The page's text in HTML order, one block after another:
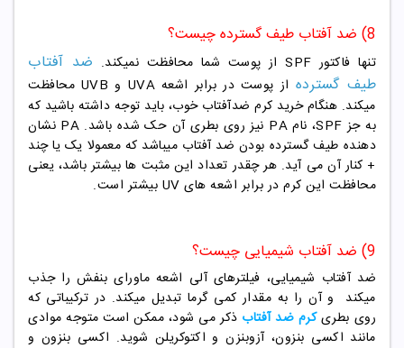
8) ضد آفتاب طیف گسترده چیست؟
تنها فاکتور SPF از پوست شما محافظت نمیکند.
ضد آفتاب
طیف گسترده
از پوست در برابر اشعه UVA و UVB محافظت
میکند. هنگام خرید کرم ضدآفتاب خوب، باید توجه داشته باشید که
به جز SPF، نام PA نیز روی بطری آن حک شده باشد. PA نشان
دهنده طیف گسترده بودن ضد آفتاب میباشد که معمولا یک یا چند
+ کنار آن می آید. هر چقدر تعداد این مثبت ها بیشتر باشد، یعنی
محافظت این کرم در برابر اشعه های UV بیشتر است.
9) ضد آفتاب شیمیایی چیست؟
ضد آفتاب شیمیایی، فیلترهای آلی اشعه ماورای بنفش را جذب
میکند و آن را به مقدار کمی گرما تبدیل میکند. در ترکیباتی که
روی بطریکرم ضد آفتاب ذکر می شود، ممکن است متوجه موادی
مانند اکسی بنزون، آزوبنزن و اکتوکریلن شوید. اکسی بنزون و